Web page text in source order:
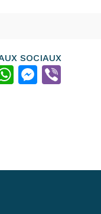
SOCIAUX
WhatsApp